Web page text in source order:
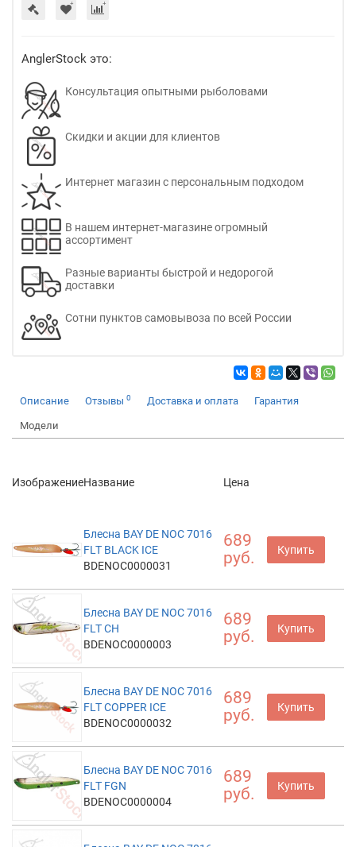
AnglerStock это:
Консультация опытными рыболовами
Скидки и акции для клиентов
Интернет магазин с персональным подходом
В нашем интернет-магазине огромный
ассортимент
Разные варианты быстрой и недорогой
доставки
Сотни пунктов самовывоза по всей России
Описание Отзывы 0 Доставка и оплата Гарантия
Модели
ИзображениеНазвание Цена
Блесна BAY DE NOC 7016
FLT BLACK ICE
BDENOC0000031
689
руб.
Купить
Блесна BAY DE NOC 7016
FLT CH
BDENOC0000003
689
руб.
Купить
Блесна BAY DE NOC 7016
FLT COPPER ICE
BDENOC0000032
689
руб.
Купить
Блесна BAY DE NOC 7016
FLT FGN
BDENOC0000004
689
руб.
Купить